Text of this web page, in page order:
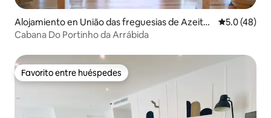
Alojamiento en União das freguesias de Azeitão
(São Lourenço e São Simão)
Calificación
5.0 (48)
Cabana Do Portinho da Arrábida
Favorito entre huéspedes
Favorito entre huéspedes